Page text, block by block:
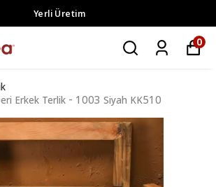
Yerli Üretim
0
Erkek Terlik - 1003 Siyah KK510